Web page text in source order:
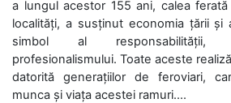
a lungul acestor 155 ani, calea
localități, a susținut economia țării și
simbol al responsabilității,
profesionalismului. Toate aceste
datorită generațiilor de feroviari,
munca și viața acestei ramuri....